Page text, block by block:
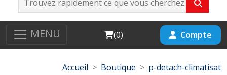
MENU Cart
(0) Compte
Accueil Boutique
p-detach-climatisat